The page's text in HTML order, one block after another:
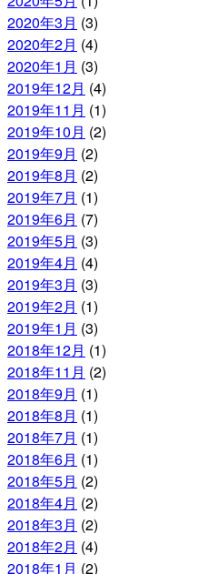
2020年3月 (3)
2020年2月 (4)
2020年1月 (3)
2019年12月 (4)
2019年11月 (1)
2019年10月 (2)
2019年9月 (2)
2019年8月 (2)
2019年7月 (1)
2019年6月 (7)
2019年5月 (3)
2019年4月 (4)
2019年3月 (3)
2019年2月 (1)
2019年1月 (3)
2018年12月 (1)
2018年11月 (2)
2018年9月 (1)
2018年8月 (1)
2018年7月 (1)
2018年6月 (1)
2018年5月 (2)
2018年4月 (2)
2018年3月 (2)
2018年2月 (4)
2018年1月 (2)